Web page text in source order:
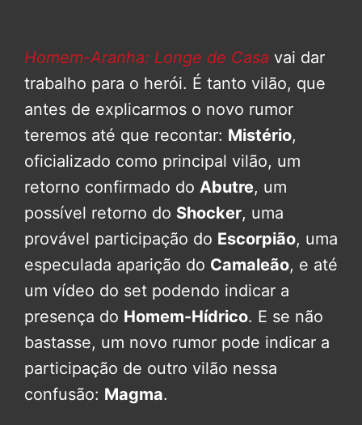
Homem-Aranha: Longe de Casa vai dar
trabalho para o herói. É tanto vilão, que
antes de explicarmos o novo rumor
teremos até que recontar: Mistério,
oficializado como principal vilão, um
retorno confirmado do Abutre, um
possível retorno do Shocker, uma
provável participação do Escorpião, uma
especulada aparição do Camaleão, e até
um vídeo do set podendo indicar a
presença do Homem-Hídrico. E se não
bastasse, um novo rumor pode indicar a
participação de outro vilão nessa
confusão: Magma.